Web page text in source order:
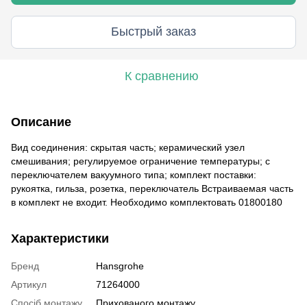
Быстрый заказ
К сравнению
Описание
Вид соединения: скрытая часть; керамический узел
смешивания; регулируемое ограничение температуры; с
переключателем вакуумного типа; комплект поставки:
рукоятка, гильза, розетка, переключатель Встраиваемая часть
в комплект не входит. Необходимо комплектовать 01800180
Характеристики
Бренд
Hansgrohe
Артикул
71264000